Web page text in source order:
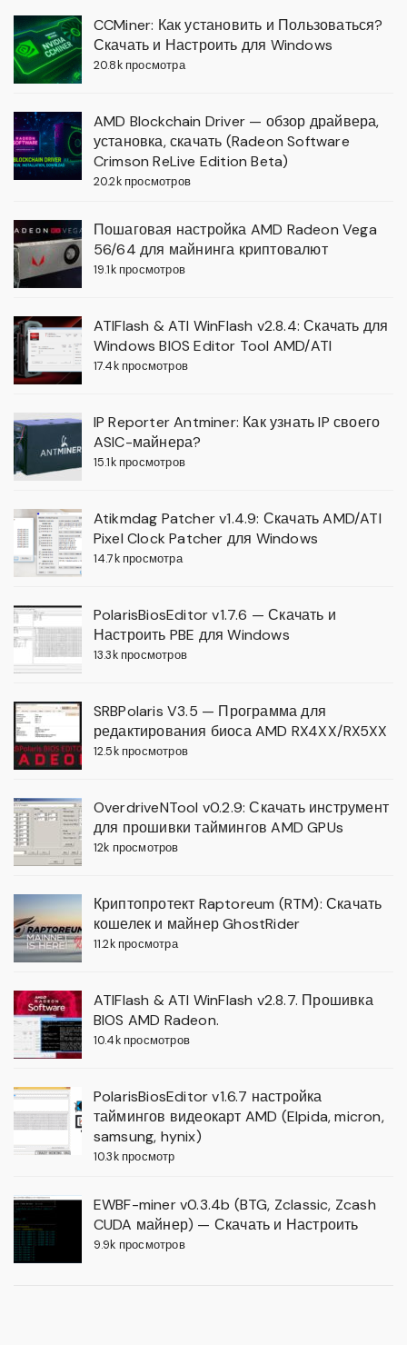
CCMiner: Как установить и Пользоваться?
Скачать и Настроить для Windows
20.8k просмотра
AMD Blockchain Driver — обзор драйвера,
установка, скачать (Radeon Software
Crimson ReLive Edition Beta)
20.2k просмотров
Пошаговая настройка AMD Radeon Vega
56/64 для майнинга криптовалют
19.1k просмотров
ATIFlash & ATI WinFlash v2.8.4: Скачать для
Windows BIOS Editor Tool AMD/ATI
17.4k просмотров
IP Reporter Antminer: Как узнать IP своего
ASIC-майнера?
15.1k просмотров
Atikmdag Patcher v1.4.9: Скачать AMD/ATI
Pixel Clock Patcher для Windows
14.7k просмотра
PolarisBiosEditor v1.7.6 — Скачать и
Настроить PBE для Windows
13.3k просмотров
SRBPolaris V3.5 — Программа для
редактирования биоса AMD RX4XX/RX5XX
12.5k просмотров
OverdriveNTool v0.2.9: Скачать инструмент
для прошивки таймингов AMD GPUs
12k просмотров
Криптопротект Raptoreum (RTM): Скачать
кошелек и майнер GhostRider
11.2k просмотра
ATIFlash & ATI WinFlash v2.8.7. Прошивка
BIOS AMD Radeon.
10.4k просмотров
PolarisBiosEditor v1.6.7 настройка
таймингов видеокарт AMD (Elpida, micron,
samsung, hynix)
10.3k просмотр
EWBF-miner v0.3.4b (BTG, Zclassic, Zcash
CUDA майнер) — Скачать и Настроить
9.9k просмотров